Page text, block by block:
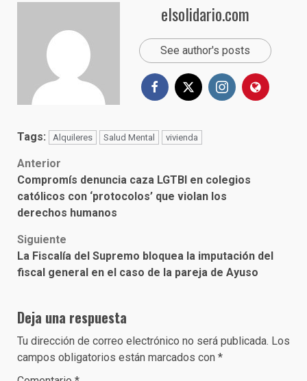
elsolidario.com
See author's posts
Tags: Alquileres Salud Mental vivienda
Post
navigation
Anterior
Compromís denuncia caza LGTBI en colegios
católicos con ‘protocolos’ que violan los
derechos humanos
Siguiente
La Fiscalía del Supremo bloquea la imputación del
fiscal general en el caso de la pareja de Ayuso
Deja una respuesta
Tu dirección de correo electrónico no será publicada. Los
campos obligatorios están marcados con *